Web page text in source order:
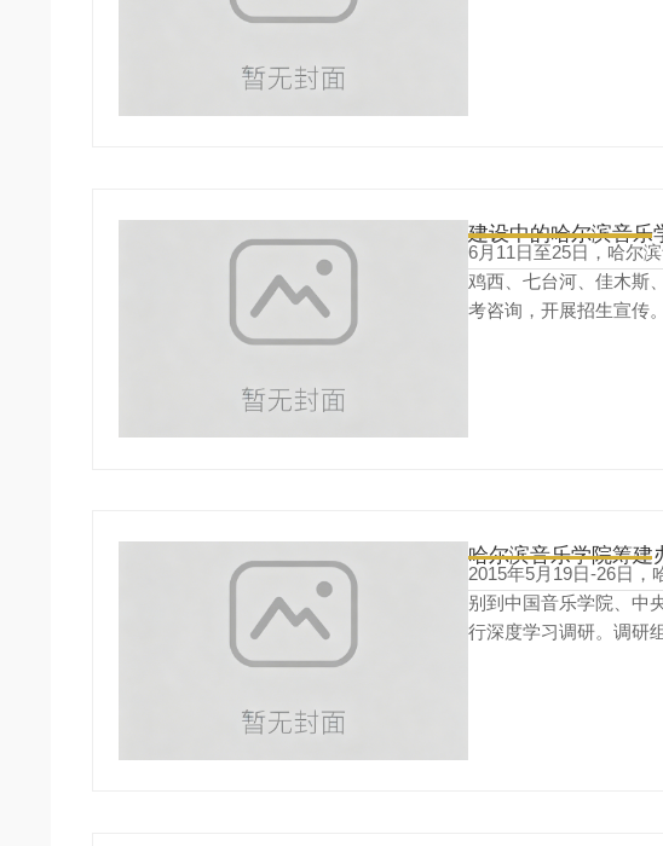
建设中的哈尔滨音乐
6月11日至25日，哈尔
鸡西、七台河、佳木斯
考咨询，开展招生宣传
哈尔滨音乐学院筹建
2015年5月19日-26日，
别到中国音乐学院、中
行深度学习调研。调研